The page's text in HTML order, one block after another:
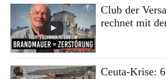
Club der
rechnet mit
Ceuta-Krise: